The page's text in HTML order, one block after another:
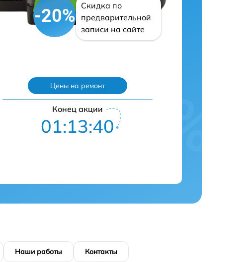
-20%
Скидка по
предварительной
записи на сайте
Цены на ремонт
Конец акции
01:13:39
Наши работы Контакты